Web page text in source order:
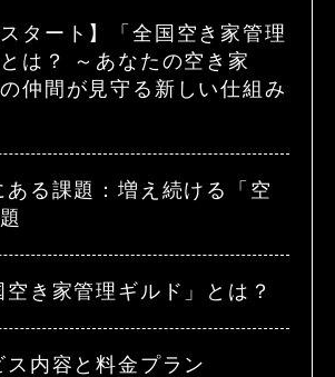
スタート】「全国空き家管理
は？ ～あなたの空き家
仲間が見守る新しい仕組み
る課題：増え続ける「空
き家管理ギルド」とは？
内容と料金プラン